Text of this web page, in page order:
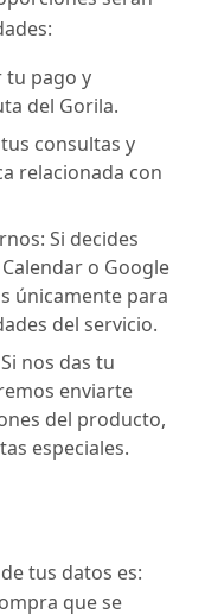
tu pago y
del Gorila.
consultas y
relacionada con
Si decides
o Google
únicamente para
del servicio.
Si nos das tu
enviarte
del producto,
especiales.
tus datos es:
que se